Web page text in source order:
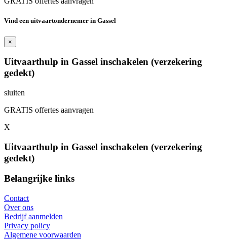
Vind een uitvaartondernemer in Gassel
×
Uitvaarthulp in Gassel inschakelen (verzekering
gedekt)
sluiten
GRATIS offertes aanvragen
X
Uitvaarthulp in Gassel inschakelen (verzekering
gedekt)
Belangrijke links
Contact
Over ons
Bedrijf aanmelden
Privacy policy
Algemene voorwaarden